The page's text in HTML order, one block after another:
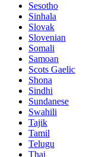
Sesotho
Sinhala
Slovak
Slovenian
Somali
Samoan
Scots Gaelic
Shona
Sindhi
Sundanese
Swahili
Tajik
Tamil
Telugu
Thai